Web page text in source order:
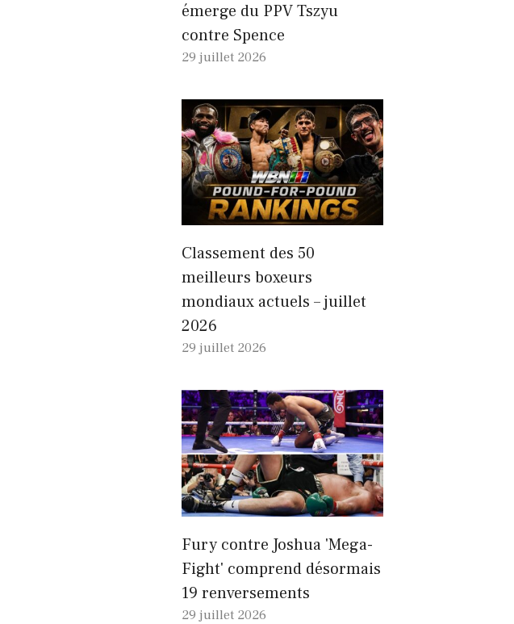
émerge du PPV Tszyu
contre Spence
29 juillet 2026
Classement des 50
meilleurs boxeurs
mondiaux actuels – juillet
2026
29 juillet 2026
Fury contre Joshua 'Mega-
Fight' comprend désormais
19 renversements
29 juillet 2026